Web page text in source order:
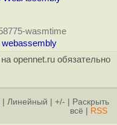
wasmtime
webassembly
opennet.ru обязательно
Линейный +/-
Раскрыть
всё
RSS